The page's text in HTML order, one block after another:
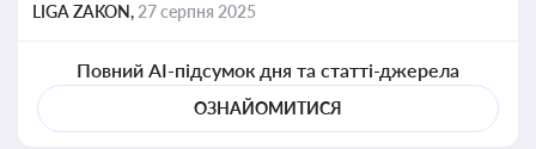
LIGA ZAKON, 27 серпня 2025
Повний AI-підсумок дня та статті-джерела
ОЗНАЙОМИТИСЯ